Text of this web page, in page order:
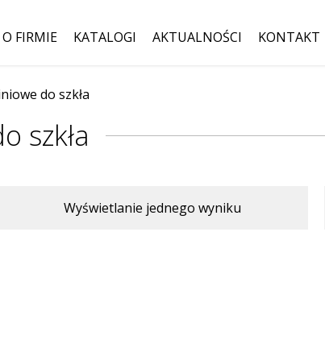
O FIRMIE KATALOGI AKTUALNOŚCI KONTAKT
do szkła
szkła
Wyświetlanie jednego wyniku